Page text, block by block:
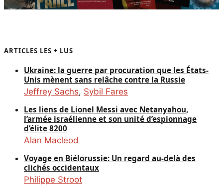
ARTICLES LES + LUS
Ukraine: la guerre par procuration que les États-
Unis mènent sans relâche contre la Russie
Jeffrey Sachs, Sybil Fares
Les liens de Lionel Messi avec Netanyahou,
l’armée israélienne et son unité d’espionnage
d’élite 8200
Alan Macleod
Voyage en Biélorussie: Un regard au-delà des
clichés occidentaux
Philippe Stroot